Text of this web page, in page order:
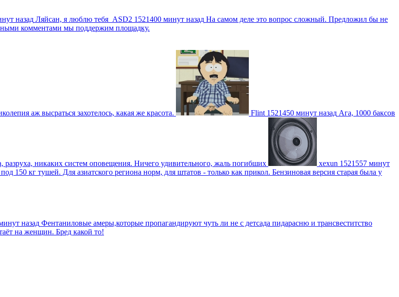
назад Ляйсан, я люблю тебя ASD2 1521400 минут назад На самом деле это вопрос сложный. Предложил бы не
комментами мы поддержим площадку.
аж высраться захотелось, какая же красота. Flint 1521450 минут назад Ага, 1000 баксов
разруха, никаких систем оповещения. Ничего удивительного, жаль погибших xexun 1521557 минут
150 кг тушей. Для азиатского региона норм, для штатов - только как прикол. Бензиновая версия старая была у
назад Фентаниловые амеры,которые пропагандируют чуть ли не с детсада пидарасню и трансвеститство
на женщин. Бред какой то!